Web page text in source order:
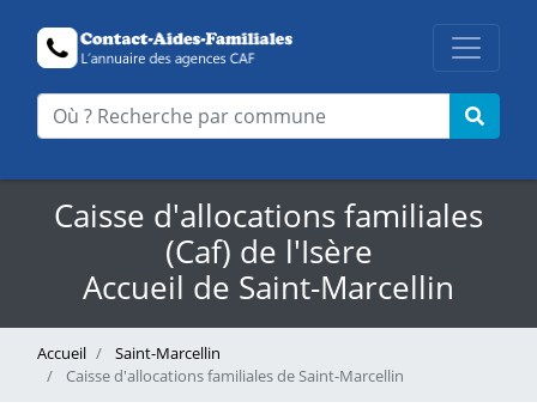
Caisse d'allocations familiales
(Caf) de l'Isère
Accueil de Saint-Marcellin
Accueil
Saint-Marcellin
Caisse d'allocations familiales de Saint-Marcellin